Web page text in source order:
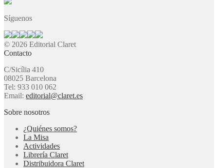
Síguenos
© 2026 Editorial Claret
Contacto
C/Sicília 410
08025 Barcelona
Tel: 933 010 062
Email: editorial@claret.es
Sobre nosotros
¿Quiénes somos?
La Misa
Actividades
Librería Claret
Distribuidora Claret